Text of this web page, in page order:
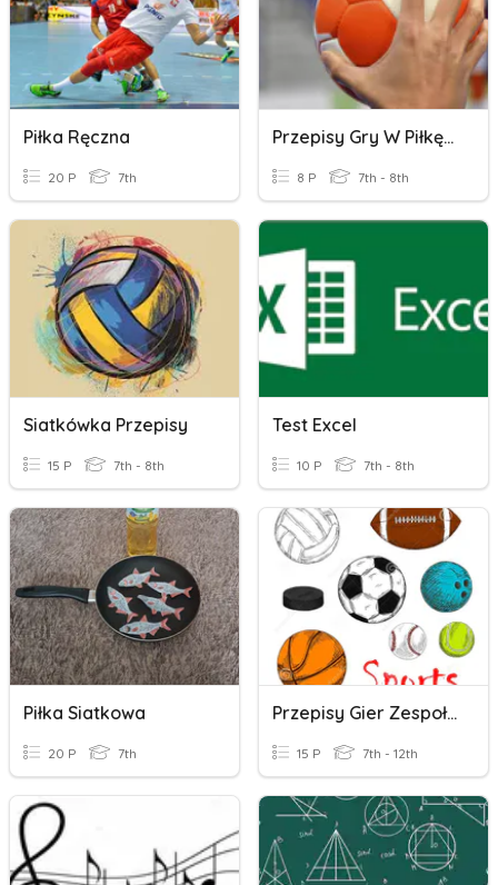
Piłka Ręczna
20 P 7th
Przepisy Gry W Piłkę Ręczną: Boisko Do Gry
8 P 7th - 8th
Siatkówka Przepisy
15 P 7th - 8th
Test Excel
10 P 7th - 8th
Piłka Siatkowa
20 P 7th
Przepisy Gier Zespołowych
15 P 7th - 12th